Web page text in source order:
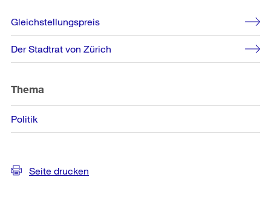
Weitere
Informationen
Gleichstellungspreis
Der Stadtrat von Zürich
Thema
Politik
Seite drucken